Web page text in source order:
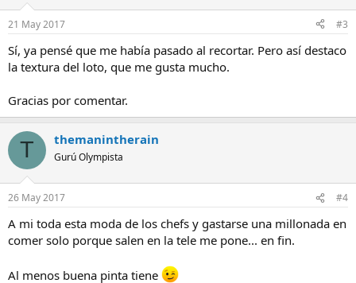
21 May 2017 #3
Sí, ya pensé que me había pasado al recortar. Pero así destaco
la textura del loto, que me gusta mucho.
Gracias por comentar.
T themanintherain
Gurú Olympista
26 May 2017 #4
A mi toda esta moda de los chefs y gastarse una millonada en
comer solo porque salen en la tele me pone... en fin.
Al menos buena pinta tiene